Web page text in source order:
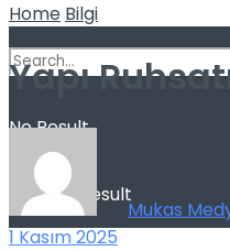
No Result
View All Result
Home Bilgi
Yapı
Mukas
1 Kasım 2025